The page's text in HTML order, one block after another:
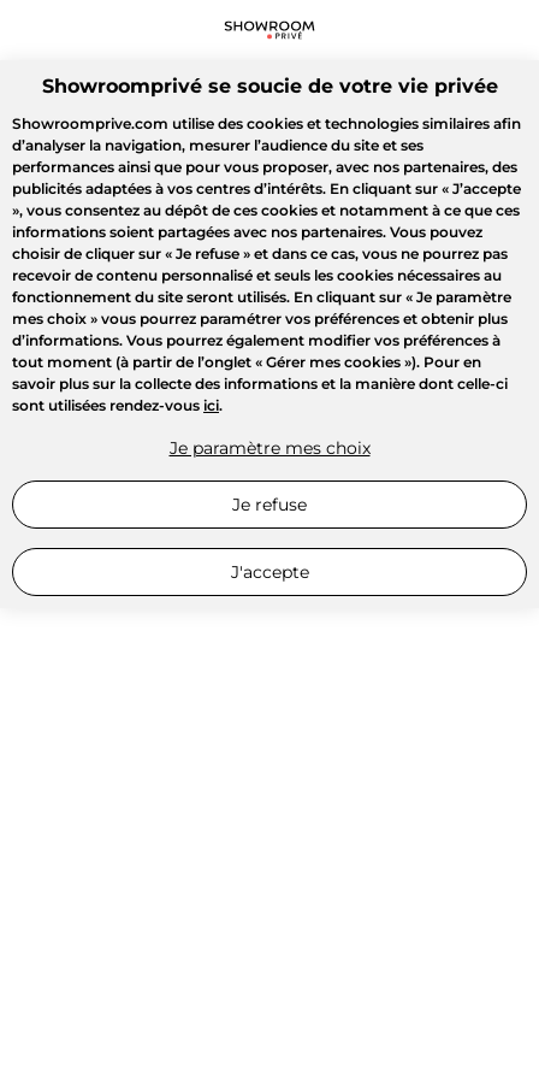
Showroomprivé se soucie de votre vie privée
Showroomprive.com utilise des cookies et technologies similaires afin
d’analyser la navigation, mesurer l’audience du site et ses
performances ainsi que pour vous proposer, avec nos partenaires, des
publicités adaptées à vos centres d’intérêts. En cliquant sur « J’accepte
», vous consentez au dépôt de ces cookies et notamment à ce que ces
informations soient partagées avec nos partenaires. Vous pouvez
choisir de cliquer sur « Je refuse » et dans ce cas, vous ne pourrez pas
recevoir de contenu personnalisé et seuls les cookies nécessaires au
fonctionnement du site seront utilisés. En cliquant sur « Je paramètre
mes choix » vous pourrez paramétrer vos préférences et obtenir plus
d’informations. Vous pourrez également modifier vos préférences à
tout moment (à partir de l’onglet « Gérer mes cookies »). Pour en
savoir plus sur la collecte des informations et la manière dont celle-ci
sont utilisées rendez-vous ici.
Je paramètre mes choix
Je refuse
J'accepte